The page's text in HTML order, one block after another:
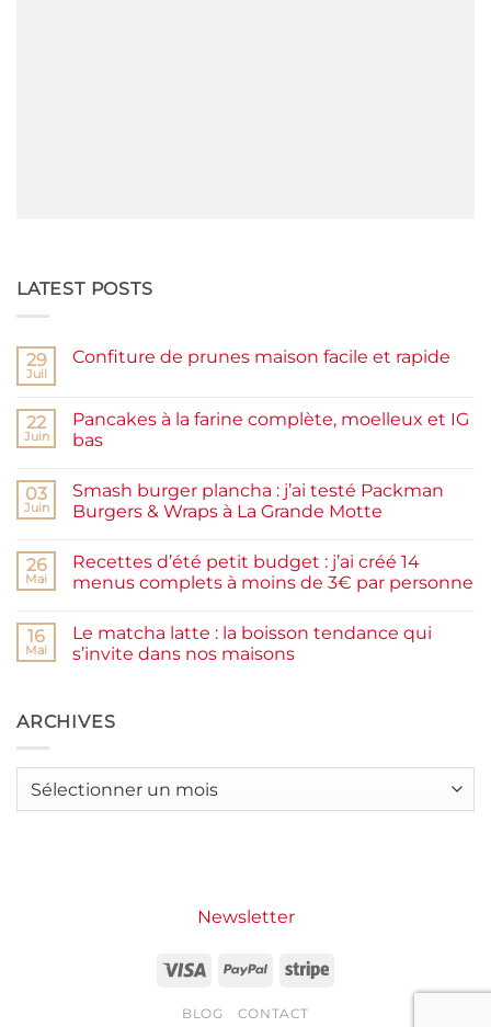
LATEST POSTS
29
Juil
Confiture de prunes maison facile et rapide
Confiture
de
prunes
et
rapide
22
Juin
Pancakes à la farine complète, moelleux et IG
bas
sur
Pancakes
à
complète,
moelleux
et
03
Juin
Smash burger plancha : j’ai testé Packman
Burgers & Wraps à La Grande Motte
sur
Smash
burger
testé
Packman
Burgers &
Grande
Motte
26
Mai
Recettes d’été petit budget : j’ai créé 14
menus complets à moins de 3€ par personne
sur
Recettes
d’été
j’ai
créé
à
16
Mai
Le matcha latte : la boisson tendance qui
s’invite dans nos maisons
Le
matcha
boisson
ARCHIVES
Archives
Newsletter
Visa PayPal Stripe
BLOG CONTACT